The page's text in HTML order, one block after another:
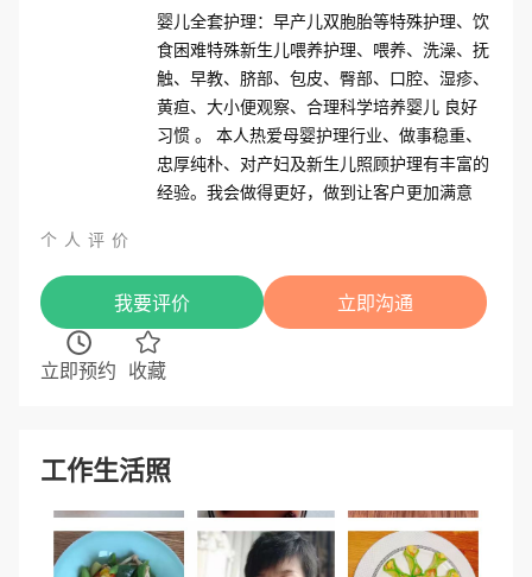
婴儿全套护理：早产儿双胞胎等特殊护理、饮
食困难特殊新生儿喂养护理、喂养、洗澡、抚
触、早教、脐部、包皮、臀部、口腔、湿疹、
黄疸、大小便观察、合理科学培养婴儿 良好
习惯 。 本人热爱母婴护理行业、做事稳重、
忠厚纯朴、对产妇及新生儿照顾护理有丰富的
经验。我会做得更好，做到让客户更加满意
个 人 评 价
我要评价 立即沟通
立即预约 收藏
工作生活照